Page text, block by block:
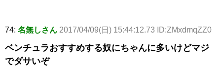
74: 名無しさん 2017/04/09(日) 15:44:12.73 ID:ZMxdmqZZ0
ベンチュラおすすめする奴にちゃんに多いけどマジ
でダサいぞ